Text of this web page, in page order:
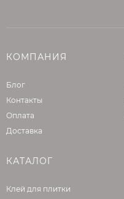
КОМПАНИЯ
Блог
Контакты
Оплата
Доставка
КАТАЛОГ
Клей для плитки